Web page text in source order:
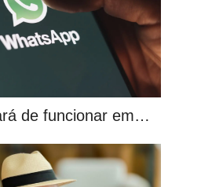
de funcionar em…